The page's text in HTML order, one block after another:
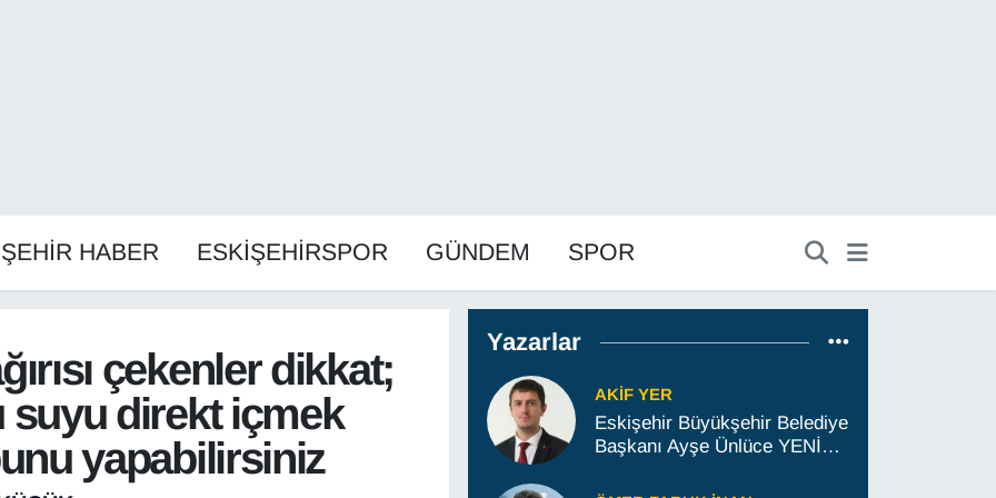
HABER ESKİŞEHİRSPOR GÜNDEM SPOR
çekenler dikkat;
suyu direkt içmek
yapabilirsiniz
Yazarlar
AKIF YER
Eskişehir Büyükşehir Belediye
Başkanı Ayşe Ünlüce YENİ
gelişmeler